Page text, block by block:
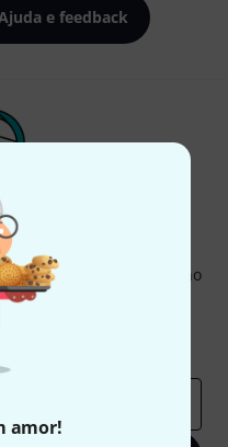
amor!
e feedback
em inglês e com um
um dos
no